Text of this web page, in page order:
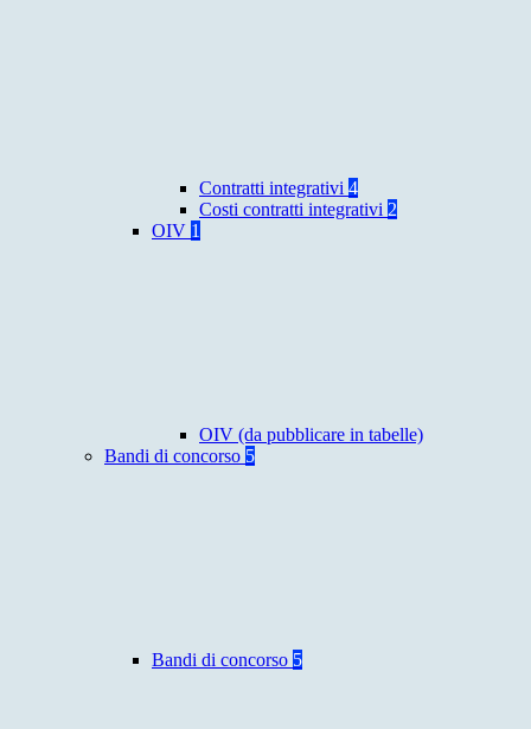
Contratti integrativi 4
Costi contratti integrativi 2
OIV 1
OIV (da pubblicare in tabelle)
Bandi di concorso 5
Bandi di concorso 5